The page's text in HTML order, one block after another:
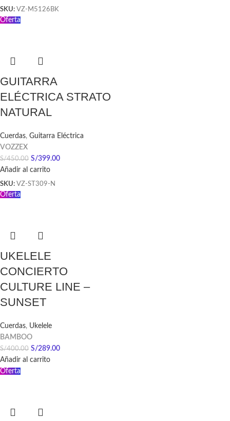
SKU: VZ-M5126BK
Oferta
GUITARRA
ELÉCTRICA STRATO
NATURAL
Cuerdas, Guitarra Eléctrica
VOZZEX
S/450.00 S/399.00
Añadir al carrito
SKU: VZ-ST309-N
Oferta
UKELELE
CONCIERTO
CULTURE LINE –
SUNSET
Cuerdas, Ukelele
BAMBOO
S/400.00 S/289.00
Añadir al carrito
Oferta